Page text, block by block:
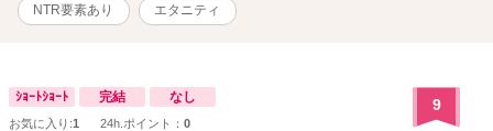
NTR要素あり エタニティ
ｼｮｰﾄｼｮｰﾄ 完結 なし
お気に入り:1 24h.ポイント： 0
9